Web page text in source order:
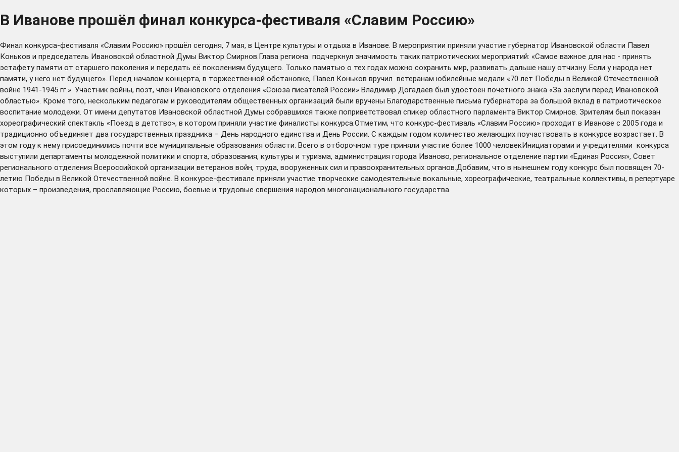
В Иванове прошёл финал конкурса-фестиваля «Славим Россию»
Финал конкурса-фестиваля «Славим Россию» прошёл сегодня, 7 мая, в Центре культуры и отдыха в Иванове. В мероприятии приняли участие губернатор Ивановской области Павел
Коньков и председатель Ивановской областной Думы Виктор Смирнов.Глава региона подчеркнул значимость таких патриотических мероприятий: «Самое важное для нас - принять
эстафету памяти от старшего поколения и передать её поколениям будущего. Только памятью о тех годах можно сохранить мир, развивать дальше нашу отчизну. Если у народа нет
памяти, у него нет будущего». Перед началом концерта, в торжественной обстановке, Павел Коньков вручил ветеранам юбилейные медали «70 лет Победы в Великой Отечественной
войне 1941-1945 гг.». Участник войны, поэт, член Ивановского отделения «Союза писателей России» Владимир Догадаев был удостоен почетного знака «За заслуги перед Ивановской
областью». Кроме того, нескольким педагогам и руководителям общественных организаций были вручены Благодарственные письма губернатора за большой вклад в патриотическое
воспитание молодежи. От имени депутатов Ивановской областной Думы собравшихся также поприветствовал спикер областного парламента Виктор Смирнов. Зрителям был показан
хореографический спектакль «Поезд в детство», в котором приняли участие финалисты конкурса.Отметим, что конкурс-фестиваль «Славим Россию» проходит в Иванове с 2005 года и
традиционно объединяет два государственных праздника – День народного единства и День России. С каждым годом количество желающих поучаствовать в конкурсе возрастает. В
этом году к нему присоединились почти все муниципальные образования области. Всего в отборочном туре приняли участие более 1000 человекИнициаторами и учредителями конкурса
выступили департаменты молодежной политики и спорта, образования, культуры и туризма, администрация города Иваново, региональное отделение партии «Единая Россия», Совет
регионального отделения Всероссийской организации ветеранов войн, труда, вооруженных сил и правоохранительных органов.Добавим, что в нынешнем году конкурс был посвящен 70-
летию Победы в Великой Отечественной войне. В конкурсе-фестивале приняли участие творческие самодеятельные вокальные, хореографические, театральные коллективы, в репертуаре
которых – произведения, прославляющие Россию, боевые и трудовые свершения народов многонационального государства.